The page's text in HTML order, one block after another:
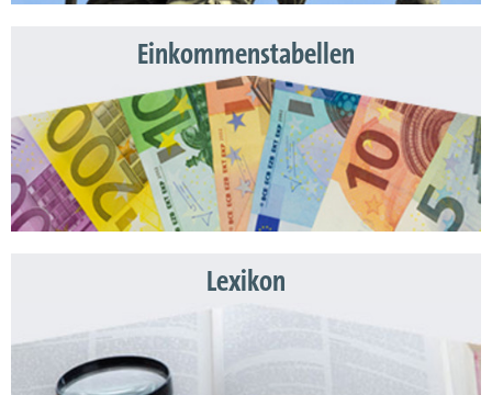
Einkommenstabellen
Lexikon